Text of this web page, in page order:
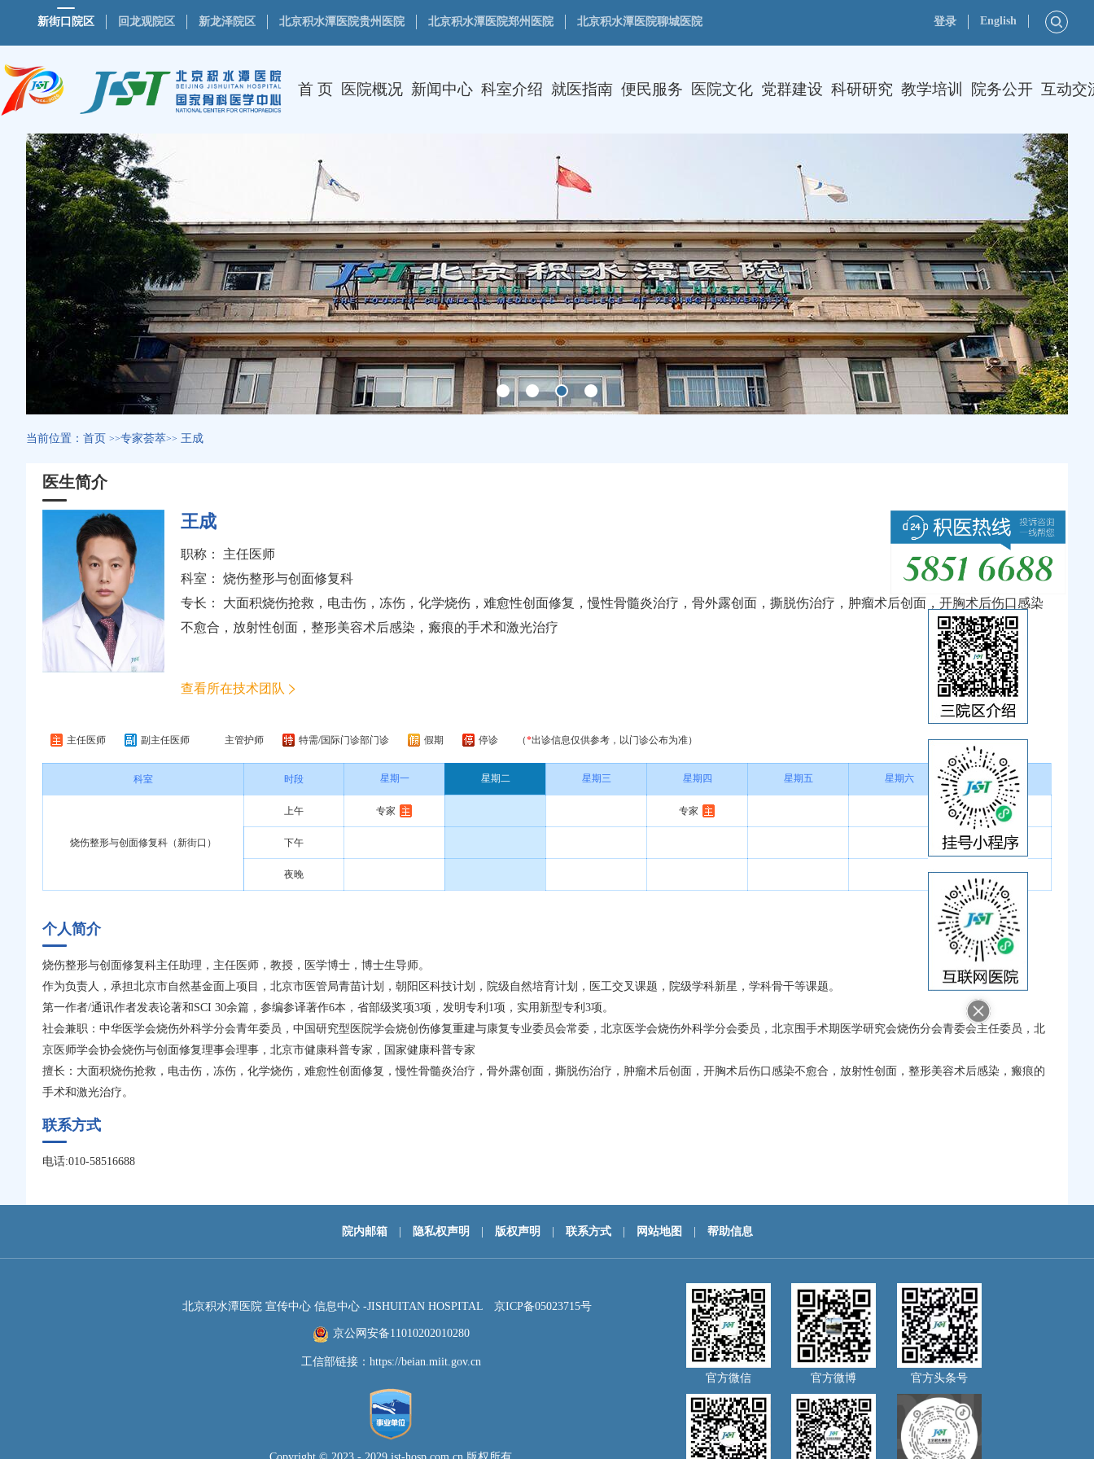
新街口院区 回龙观院区 新龙泽院区 北京积水潭医院贵州医院 北京积水潭医院郑州医院 北京积水潭医院聊城医院 登录 English
首 页 医院概况 新闻中心 科室介绍 就医指南 便民服务 医院文化 党群建设 科研研究 教学培训 院务公开 互动交
当前位置： 首页 >>专家荟萃>> 王成
医生简介
王成
职称： 主任医师
科室： 烧伤整形与创面修复科
专长： 大面积烧伤抢救，电击伤，冻伤，化学烧伤，难愈性创面修复，慢性骨髓炎治疗，骨外露创面，撕脱伤治疗，肿瘤术后创面，开胸术后伤口感染
不愈合，放射性创面，整形美容术后感染，瘢痕的手术和激光治疗
查看所在技术团队
主任医师 副主任医师 主管护师 特需/国际门诊部门诊 假期 停诊 （*出诊信息仅供参考，以门诊公布为准）
科室 时段 星期一 星期二 星期三 星期四 星期五 星期六 星期日
烧伤整形与创面修复科（新街口）
上午 专家 专家
下午
夜晚
个人简介
烧伤整形与创面修复科主任助理，主任医师，教授，医学博士，博士生导师。
作为负责人，承担北京市自然基金面上项目，北京市医管局青苗计划，朝阳区科技计划，院级自然培育计划，医工交叉课题，院级学科新星，学科骨干等课题。
第一作者/通讯作者发表论著和SCI 30余篇，参编参译著作6本，省部级奖项3项，发明专利1项，实用新型专利3项。
社会兼职：中华医学会烧伤外科学分会青年委员，中国研究型医院学会烧创伤修复重建与康复专业委员会常委，北京医学会烧伤外科学分会委员，北京围手术期医学研究会烧伤分会青委会主任委员，北
京医师学会协会烧伤与创面修复理事会理事，北京市健康科普专家，国家健康科普专家
擅长：大面积烧伤抢救，电击伤，冻伤，化学烧伤，难愈性创面修复，慢性骨髓炎治疗，骨外露创面，撕脱伤治疗，肿瘤术后创面，开胸术后伤口感染不愈合，放射性创面，整形美容术后感染，瘢痕的
手术和激光治疗。
联系方式
电话:010-58516688
院内邮箱 隐私权声明 版权声明 联系方式 网站地图 帮助信息
北京积水潭医院 宣传中心 信息中心 -JISHUITAN HOSPITAL 京ICP备05023715号
京公网安备11010202010280
工信部链接： https://beian.miit.gov.cn
官方微信 官方微博 官方头条号